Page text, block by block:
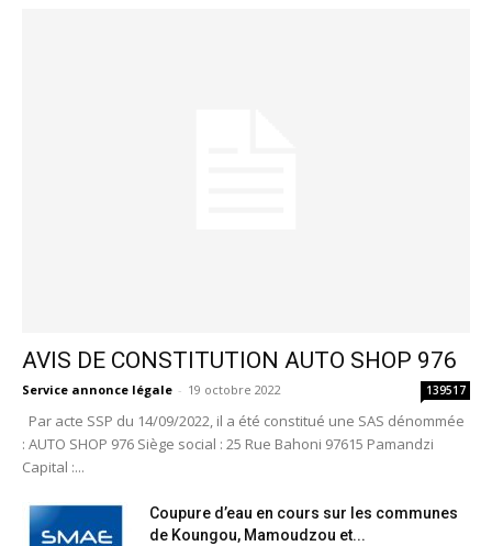
AVIS DE CONSTITUTION AUTO SHOP 976
Service annonce légale - 19 octobre 2022 139517
Par acte SSP du 14/09/2022, il a été constitué une SAS dénommée
: AUTO SHOP 976 Siège social : 25 Rue Bahoni 97615 Pamandzi
Capital :...
Coupure d’eau en cours sur les communes
de Koungou, Mamoudzou et...